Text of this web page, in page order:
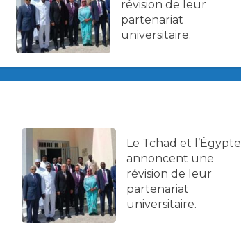
révision de leur
partenariat
universitaire.
Le Tchad et l’Égypte
annoncent une
révision de leur
partenariat
universitaire.